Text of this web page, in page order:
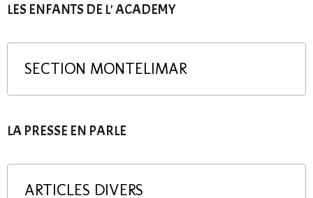
LES ENFANTS DE L' ACADEMY
SECTION MONTELIMAR
LA PRESSE EN PARLE
ARTICLES DIVERS